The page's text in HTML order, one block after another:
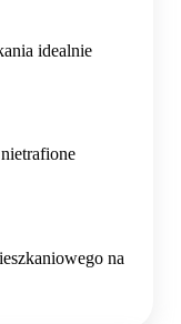
idealnie
na